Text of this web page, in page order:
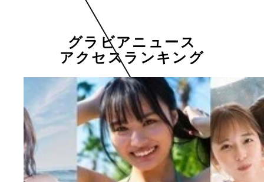
グラビアニュース
アクセスランキング